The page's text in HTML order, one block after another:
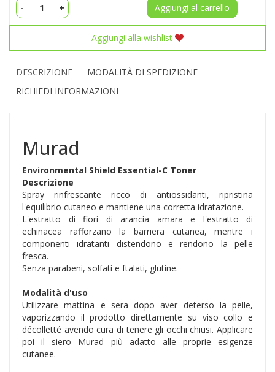
- + Aggiungi al carrello
Aggiungi alla wishlist
DESCRIZIONE
MODALITÀ DI SPEDIZIONE
RICHIEDI INFORMAZIONI
Murad
Environmental Shield Essential-C Toner
Descrizione
Spray rinfrescante ricco di antiossidanti, ripristina
l'equilibrio cutaneo e mantiene una corretta idratazione.
L'estratto di fiori di arancia amara e l'estratto di
echinacea rafforzano la barriera cutanea, mentre i
componenti idratanti distendono e rendono la pelle
fresca.
Senza parabeni, solfati e ftalati, glutine.
Modalità d'uso
Utilizzare mattina e sera dopo aver deterso la pelle,
vaporizzando il prodotto direttamente su viso collo e
décolletté avendo cura di tenere gli occhi chiusi. Applicare
poi il siero Murad più adatto alle proprie esigenze
cutanee.